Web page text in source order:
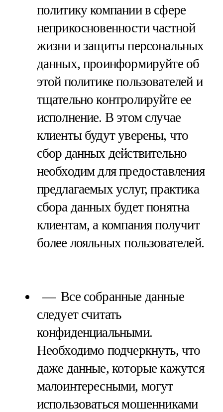
политику компании в сфере
неприкосновенности частной
жизни и защиты персональных
данных, проинформируйте об
этой политике пользователей и
тщательно контролируйте ее
исполнение. В этом случае
клиенты будут уверены, что
сбор данных действительно
необходим для предоставления
предлагаемых услуг, практика
сбора данных будет понятна
клиентам, а компания получит
более лояльных пользователей.
Все собранные данные
следует считать
конфиденциальными.
Необходимо подчеркнуть, что
даже данные, которые кажутся
малоинтересными, могут
использоваться мошенниками